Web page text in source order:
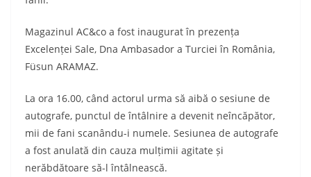
Magazinul AC&co a fost inaugurat în prezența
Excelenței Sale, Dna Ambasador a Turciei în România,
Füsun ARAMAZ.
La ora 16.00, când actorul urma să aibă o sesiune de
autografe, punctul de întâlnire a devenit neîncăpător,
mii de fani scanându-i numele. Sesiunea de autografe
a fost anulată din cauza mulțimii agitate și
nerăbdătoare să-l întâlnească.